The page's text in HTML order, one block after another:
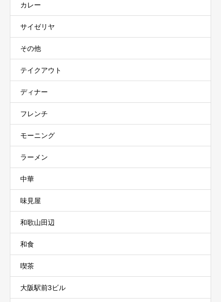
カレー
サイゼリヤ
その他
テイクアウト
ディナー
フレンチ
モーニング
ラーメン
中華
味見屋
和歌山田辺
和食
喫茶
大阪駅前3ビル